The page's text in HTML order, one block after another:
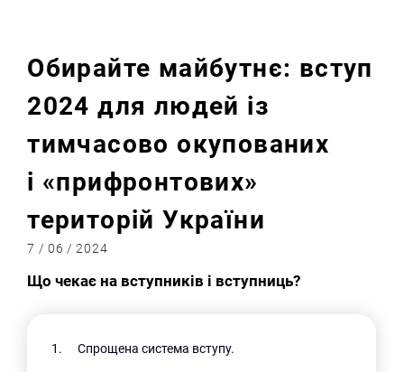
Обирайте майбутнє: вступ
2024 для людей із
тимчасово окупованих
і «прифронтових»
територій України
7 / 06 / 2024
Що чекає на вступників і вступниць?
Спрощена система вступу.